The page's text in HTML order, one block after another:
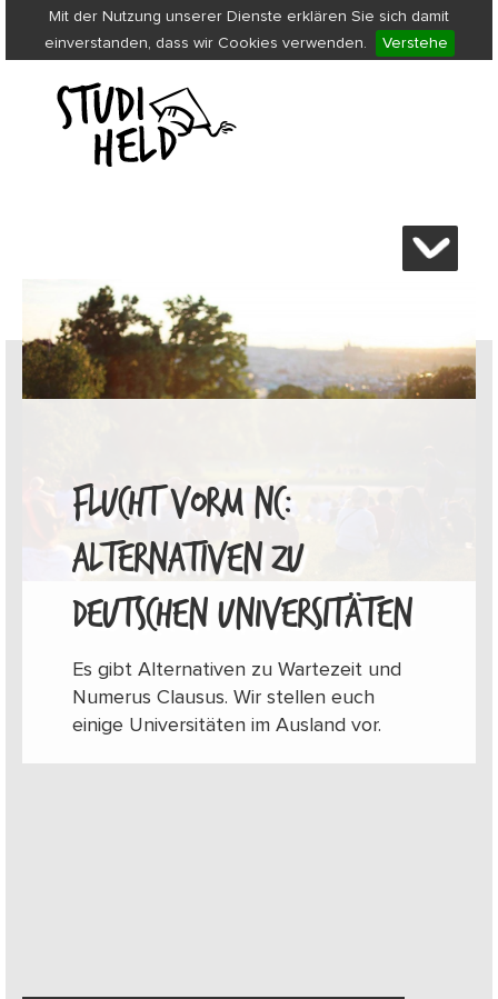
Mit der Nutzung unserer Dienste erklären Sie sich damit
einverstanden, dass wir Cookies verwenden.
Verstehe
FLUCHT VORM NC:
ALTERNATIVEN ZU
DEUTSCHEN UNIVERSITÄTEN
Es gibt Alternativen zu Wartezeit und
Numerus Clausus. Wir stellen euch
einige Universitäten im Ausland vor.